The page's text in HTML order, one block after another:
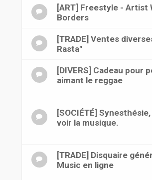
[ART] Freestyle - Artist
Borders
[TRADE] Ventes
Rasta"
[DIVERS] Cadeau pour
aimant le reggae
[SOCIÉTÉ]
voir la musique.
[TRADE] Disquaire
Music en ligne